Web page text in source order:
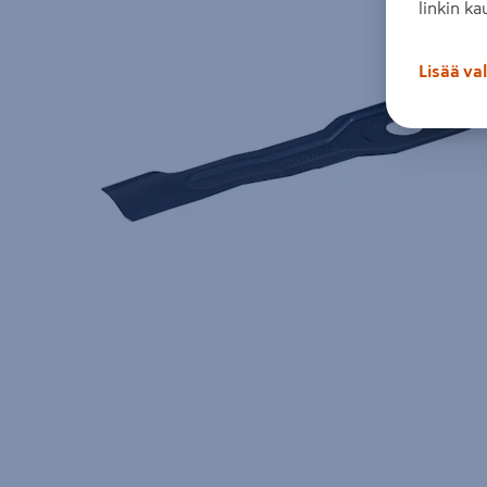
linkin
Lisää